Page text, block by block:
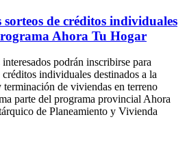
sorteos de créditos individuales
Ahora Tu Hogar
podrán inscribirse para
individuales destinados a la
de viviendas en terreno
parte del programa provincial Ahora
de Planeamiento y Vivienda